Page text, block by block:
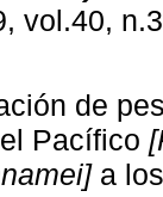
vol.40,
de
Pacífico
a